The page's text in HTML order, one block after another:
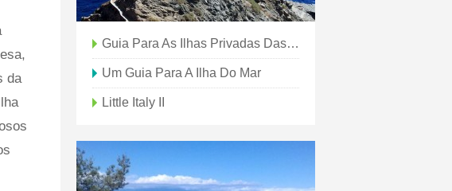
da
Guia Para As Ilhas Privadas Das Ilhas Douradas
Um Guia Para A Ilha Do Mar
Little Italy II